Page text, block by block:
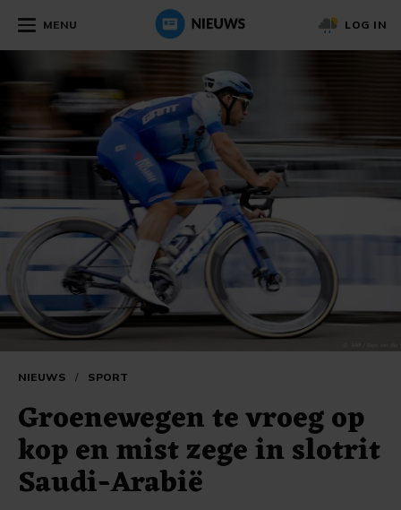
MENU LOG IN
NIEUWS / SPORT
Groenewegen te vroeg op
kop en mist zege in slotrit
Saudi-Arabië